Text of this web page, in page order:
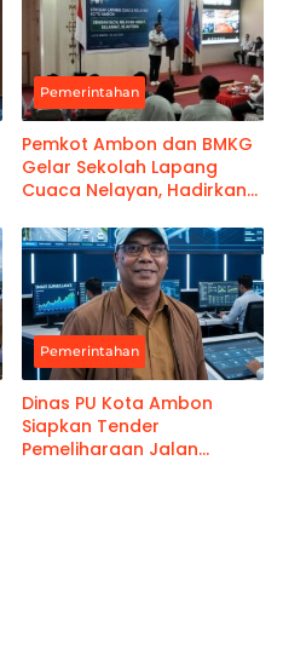
Pemerintahan
Pemkot Ambon dan BMKG
Gelar Sekolah Lapang
Cuaca Nelayan, Hadirkan
Pemerintahan
Dinas PU Kota Ambon
Siapkan Tender
Pemeliharaan Jalan